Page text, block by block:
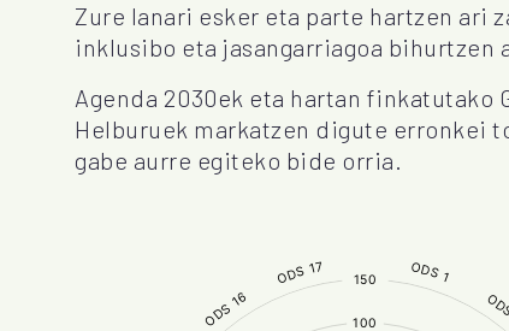
Zure lanari esker eta parte hartzen ari
inklusibo eta jasangarriagoa bihurtzen
Agenda 2030ek eta hartan finkatutako
Helburuek markatzen digute erronkei
gabe aurre egiteko bide orria.